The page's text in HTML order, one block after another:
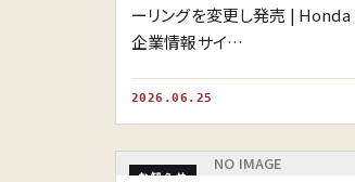
ーリングを変更し発売 | Honda
企業情報サイ…
2026.06.25
お知らせ
NO IMAGE